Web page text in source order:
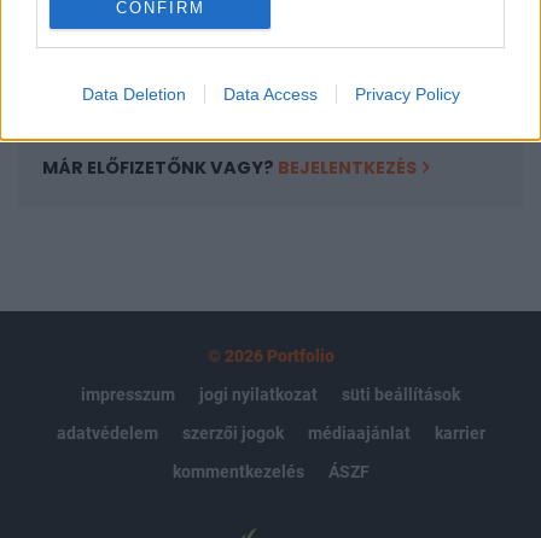
CONFIRM
Data Deletion Data Access Privacy Policy
kötéslistái
MÁR ELŐFIZETŐNK VAGY? BEJELENTKEZÉS
© 2026 Portfolio
impresszum
jogi nyilatkozat
süti beállítások
adatvédelem
szerzői jogok médiaajánlat
karrier
kommentkezelés
ÁSZF